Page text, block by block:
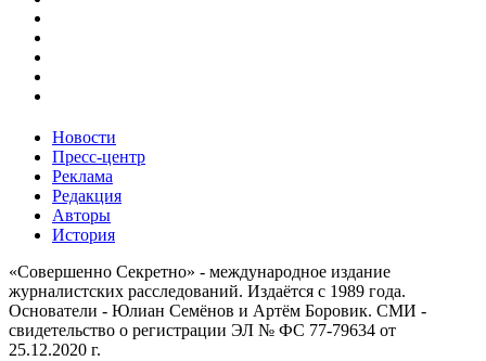
Новости
Пресс-центр
Реклама
Редакция
Авторы
История
«Совершенно Секретно» - международное издание
журналистских расследований. Издаётся с 1989 года.
Основатели - Юлиан Семёнов и Артём Боровик. CМИ -
свидетельство о регистрации ЭЛ № ФС 77-79634 от
25.12.2020 г.